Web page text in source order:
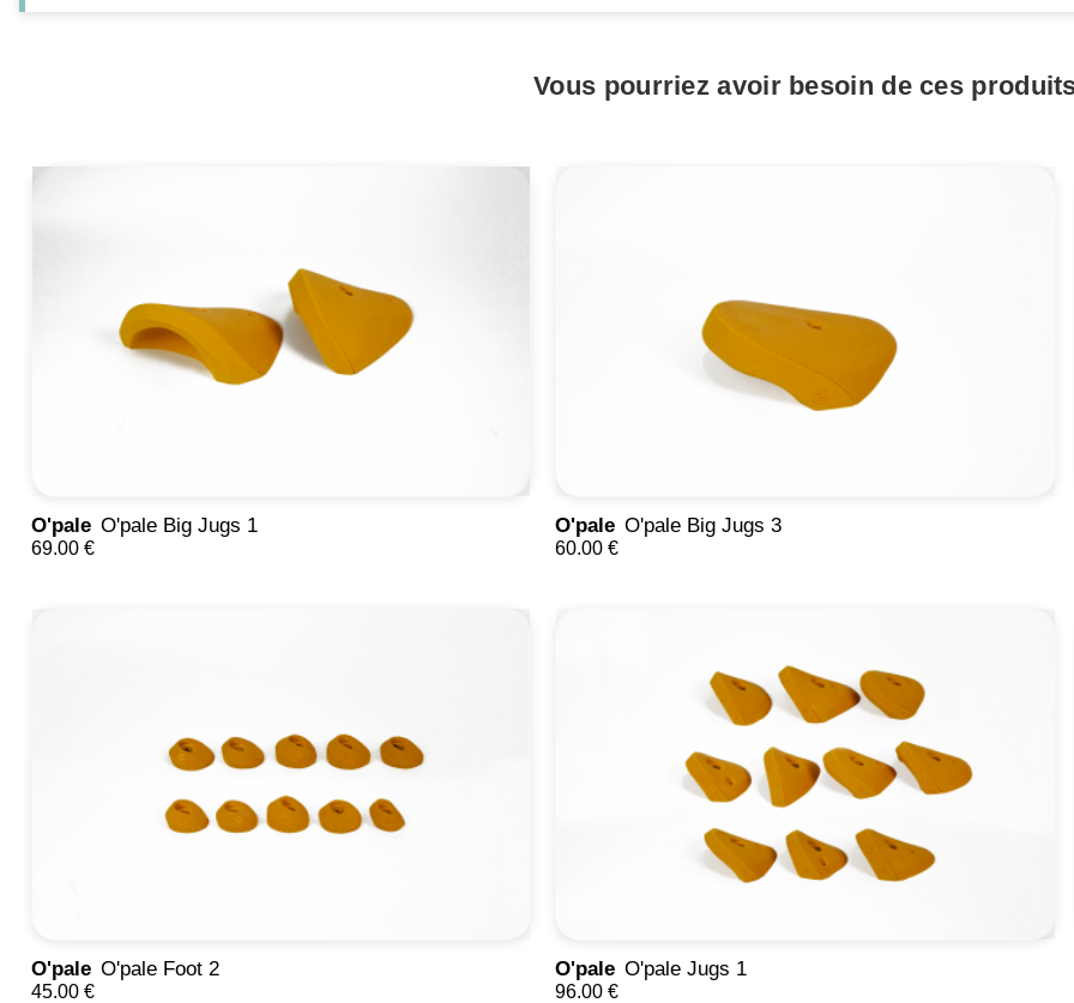
Vous pourriez avoir besoin de ces
O'pale O'pale Big Jugs 1
69.00 €
O'pale O'pale Big Jugs 3
60.00 €
O'pale O'pale Foot 2
45.00 €
O'pale O'pale Jugs 1
96.00 €